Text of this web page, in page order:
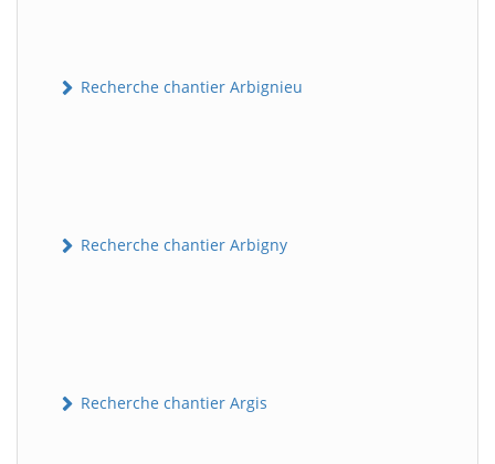
Recherche chantier Arbignieu
Recherche chantier Arbigny
Recherche chantier Argis